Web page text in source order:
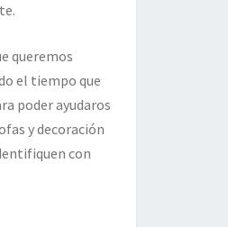
queremos
el tiempo que
poder ayudaros
y decoración
con